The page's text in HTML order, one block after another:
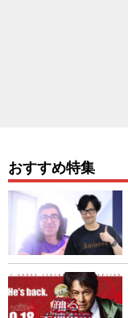
おすすめ特集